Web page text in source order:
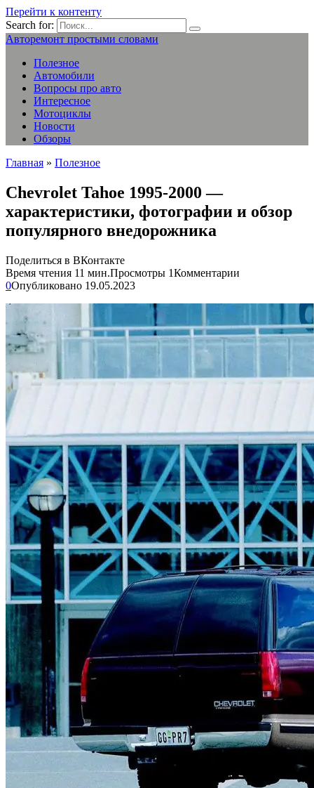
Перейти к контенту
Search for:
Авторемонт простыми словами
Полезное
Автомобили
Вопросы про авто
Интересное
Мотоциклы
Новости
Обзоры
Главная » Полезное
Chevrolet Tahoe 1995-2000 —
характеристики, фотографии и обзор
популярного внедорожника
Поделиться в ВКонтакте
Время чтения 11 мин.Просмотры 1Комментарии
0Опубликовано 19.05.2023